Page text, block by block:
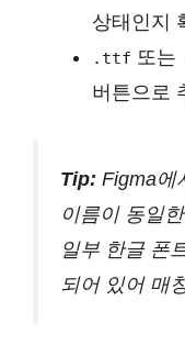
상태인지
.ttf 또는
버튼으로
Tip: Figma에
이름이 동일
일부 한글 폰
되어 있어 매